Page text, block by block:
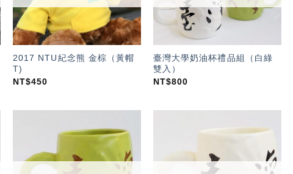
2017 NTU紀念熊 金棕（黃帽
T)
NT$450
臺灣大學奶油杯禮品組（白綠
雙入）
NT$800
加入
「願
望輕
「願
望輕
單」